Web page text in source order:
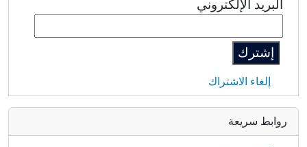
البريد الإلكتروني
إلغاء الاشتراك
روابط سريعة